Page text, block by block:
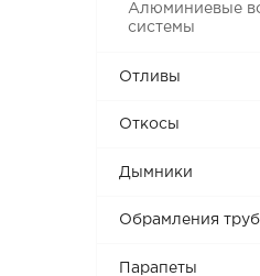
Алюминиевые
системы
Отливы
Откосы
Дымники
Обрамления труб
Парапеты